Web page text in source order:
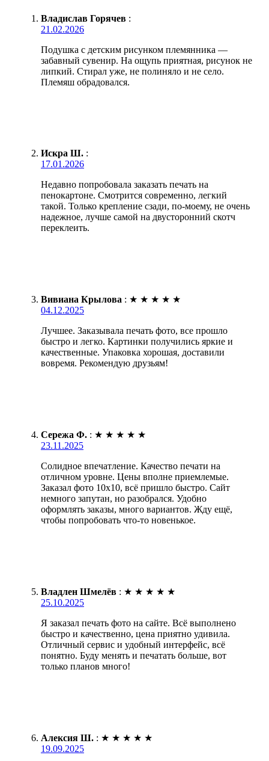
Владислав Горячев :
21.02.2026
Подушка с детским рисунком племянника —
забавный сувенир. На ощупь приятная, рисунок не
липкий. Стирал уже, не полиняло и не село.
Племяш обрадовался.
Искра Ш. :
17.01.2026
Недавно попробовала заказать печать на
пенокартоне. Смотрится современно, легкий
такой. Только крепление сзади, по-моему, не очень
надежное, лучше самой на двусторонний скотч
переклеить.
Вивиана Крылова : ★ ★ ★ ★ ★
04.12.2025
Лучшее. Заказывала печать фото, все прошло
быстро и легко. Картинки получились яркие и
качественные. Упаковка хорошая, доставили
вовремя. Рекомендую друзьям!
Сережа Ф. : ★ ★ ★ ★ ★
23.11.2025
Солидное впечатление. Качество печати на
отличном уровне. Цены вполне приемлемые.
Заказал фото 10х10, всё пришло быстро. Сайт
немного запутан, но разобрался. Удобно
оформлять заказы, много вариантов. Жду ещё,
чтобы попробовать что-то новенькое.
Владлен Шмелёв : ★ ★ ★ ★ ★
25.10.2025
Я заказал печать фото на сайте. Всё выполнено
быстро и качественно, цена приятно удивила.
Отличный сервис и удобный интерфейс, всё
понятно. Буду менять и печатать больше, вот
только планов много!
Алексия Ш. : ★ ★ ★ ★ ★
19.09.2025